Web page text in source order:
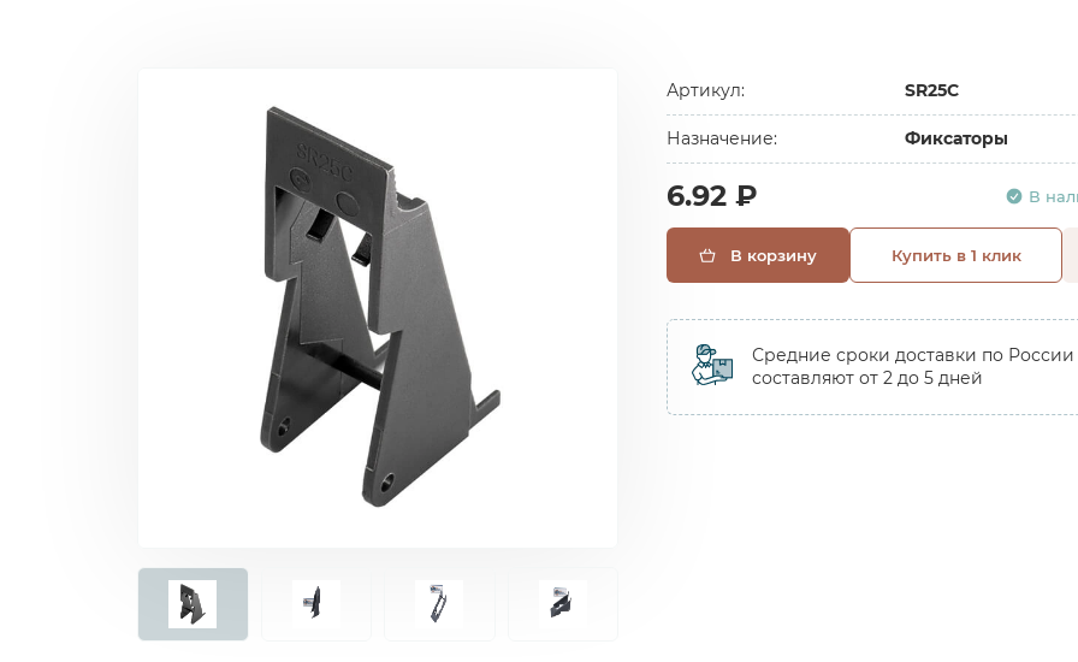
Артикул: SR25C
Назначение: Фиксаторы
6.92 ₽ В
В корзину Купить в 1 клик
Средние сроки доставки по России
составляют от 2 до 5 дней